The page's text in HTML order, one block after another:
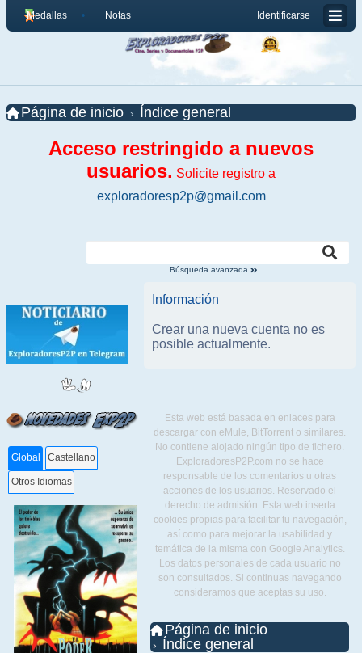
Identificarse
Medallas Notas
Página de inicio Índice general
Acceso restringido a nuevos
usuarios. Solicite registro a
exploradoresp2p@gmail.com
Búsqueda avanzada
Global Castellano
Otros Idiomas
Información
Crear una nueva cuenta no es
posible actualmente.
Esta web está basada en enlaces para
descargar con eMule, BitTorrent o similares.
No contiene alojado ningún tipo de fichero.
ExploradoresP2P.com no se hace
responsable de los comentarios u otras
acciones de los usuarios. Reservado el
derecho de admisión. Esta web inserta
cookies propias para facilitar tu navegación,
así como para mejorar la usabilidad y
temática de la misma con Google Analytics.
Los datos personales de cada usuario no
son consultados. Si continuas navegando
consideramos que aceptas su uso.
Página de inicio
Índice general